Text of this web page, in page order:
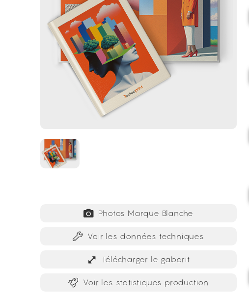
Photos Marque Blanche
Voir les données techniques
Télécharger le gabarit
Voir les statistiques production